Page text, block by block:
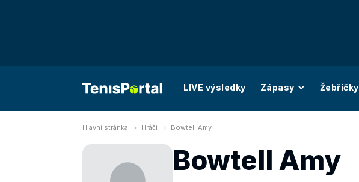
LIVE výsledky Zápasy Žebříčky
Hlavní stránka Hráči Bowtell Amy
Bowtell Amy